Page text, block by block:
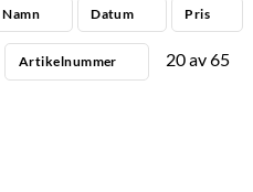
Namn Datum Pris
Artikelnummer 20av65